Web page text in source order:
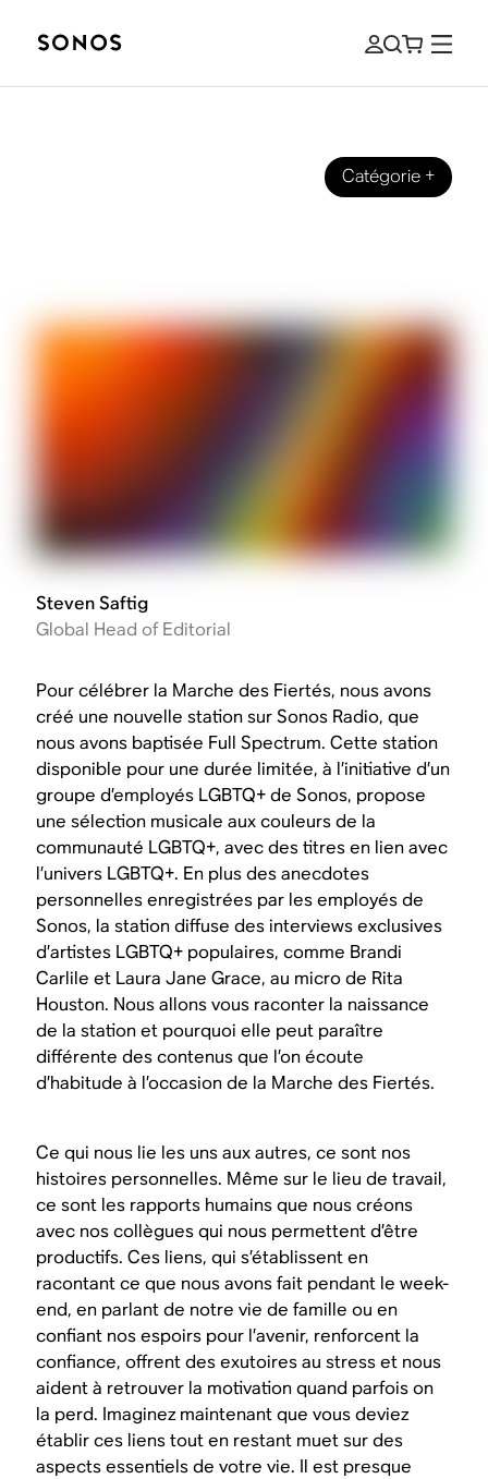
Catégorie+
Steven Saftig
Global Head of Editorial
Pour célébrer la Marche des Fiertés, nous avons
créé une nouvelle station sur Sonos Radio, que
nous avons baptisée Full Spectrum. Cette station
disponible pour une durée limitée, à l’initiative d’un
groupe d’employés LGBTQ+ de Sonos, propose
une sélection musicale aux couleurs de la
communauté LGBTQ+, avec des titres en lien avec
l’univers LGBTQ+. En plus des anecdotes
personnelles enregistrées par les employés de
Sonos, la station diffuse des interviews exclusives
d’artistes LGBTQ+ populaires, comme Brandi
Carlile et Laura Jane Grace, au micro de Rita
Houston. Nous allons vous raconter la naissance
de la station et pourquoi elle peut paraître
différente des contenus que l’on écoute
d’habitude à l’occasion de la Marche des Fiertés.
Ce qui nous lie les uns aux autres, ce sont nos
histoires personnelles. Même sur le lieu de travail,
ce sont les rapports humains que nous créons
avec nos collègues qui nous permettent d’être
productifs. Ces liens, qui s’établissent en
racontant ce que nous avons fait pendant le week-
end, en parlant de notre vie de famille ou en
confiant nos espoirs pour l’avenir, renforcent la
confiance, offrent des exutoires au stress et nous
aident à retrouver la motivation quand parfois on
la perd. Imaginez maintenant que vous deviez
établir ces liens tout en restant muet sur des
aspects essentiels de votre vie. Il est presque